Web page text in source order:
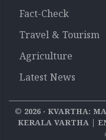
Fact-Check
Travel & Tourism
Agriculture
Latest News
© 2026‧ KVARTHA:
KERALA VARTHA |